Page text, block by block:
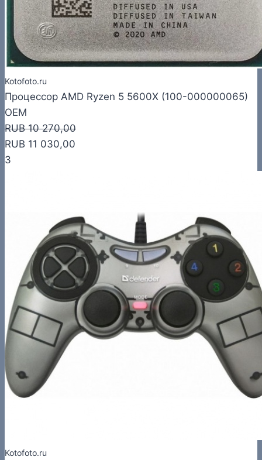
Kotofoto.ru
Процессор AMD Ryzen 5 5600X (100-000000065)
OEM
RUB 10 270,00
RUB 11 030,00
3
Kotofoto.ru